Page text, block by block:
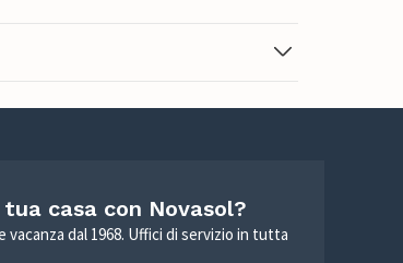
casa con Novasol?
vacanza dal 1968. Uffici di servizio in tutta